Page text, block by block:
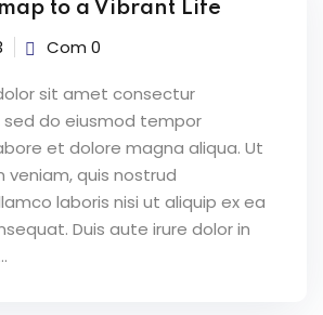
to a Vibrant Life
Com 0
sit amet consectur
sed do eiusmod tempor
et dolore magna aliqua. Ut
veniam, quis nostrud
laboris nisi ut aliquip ex ea
Duis aute irure dolor in